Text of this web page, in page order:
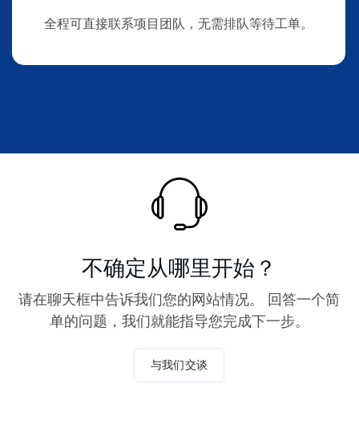
全程可直接联系项目团队，无需排队等待工单。
不确定从哪里开始？
请在聊天框中告诉我们您的网站情况。 回答一个简
单的问题，我们就能指导您完成下一步。
与我们交谈